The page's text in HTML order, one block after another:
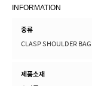
INFORMATION
종류
CLASP SHOULDER
제품소재